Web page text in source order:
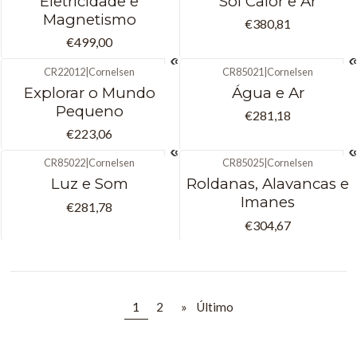
Magnetismo
€499,00
€380,81
CR22012|Cornelsen
Explorar o Mundo
Pequeno
€223,06
CR85021|Cornelsen
Água e Ar
€281,18
CR85022 Cornelsen
Luz e Som
€281,78
CR85025 Cornelsen
Roldanas, Alavancas e
Imanes
€304,67
1 2 » Último